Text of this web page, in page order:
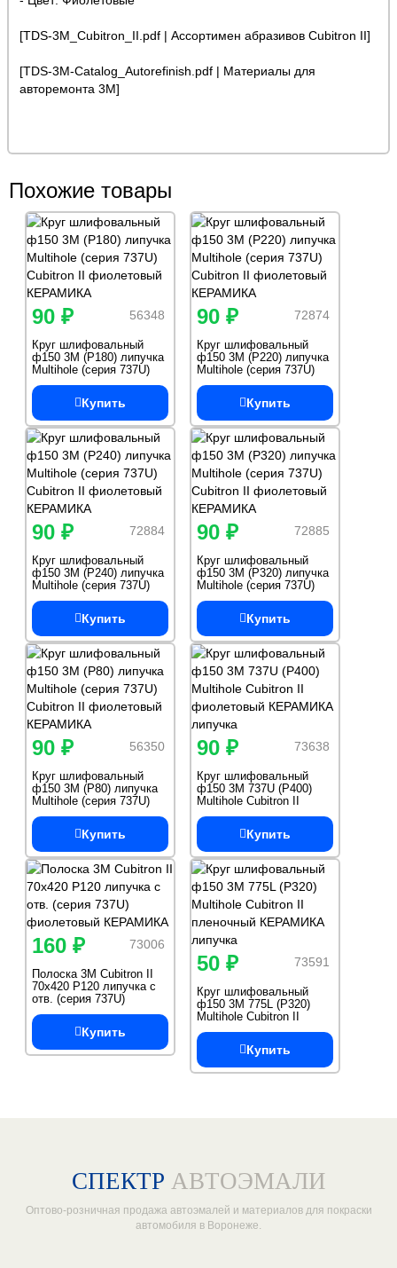
[TDS-3M_Cubitron_II.pdf | Ассортимен абразивов Cubitron II]
[TDS-3M-Catalog_Autorefinish.pdf | Материалы для
авторемонта 3M]
Похожие товары
56348
90 ₽
Круг шлифовальный
ф150 3M (Р180) липучка
Multihole (серия 737U)
Cubitron II фиолетовый
КЕРАМИКА
Купить
72874
90 ₽
Круг шлифовальный
ф150 3M (Р220) липучка
Multihole (серия 737U)
Cubitron II фиолетовый
КЕРАМИКА
Купить
72884
90 ₽
Круг шлифовальный
ф150 3M (Р240) липучка
Multihole (серия 737U)
Cubitron II фиолетовый
КЕРАМИКА
Купить
72885
90 ₽
Круг шлифовальный
ф150 3M (Р320) липучка
Multihole (серия 737U)
Cubitron II фиолетовый
КЕРАМИКА
Купить
56350
90 ₽
Круг шлифовальный
ф150 3M (Р80) липучка
Multihole (серия 737U)
Cubitron II фиолетовый
КЕРАМИКА
Купить
73638
90 ₽
Круг шлифовальный
ф150 3M 737U (Р400)
Multihole Cubitron II
фиолетовый КЕРАМИКА
липучка
Купить
73006
160 ₽
Полоска 3M Cubitron II
70x420 Р120 липучка с
отв. (серия 737U)
фиолетовый КЕРАМИКА
Купить
73591
50 ₽
Круг шлифовальный
ф150 3M 775L (Р320)
Multihole Cubitron II
пленочный КЕРАМИКА
липучка
Купить
СПЕКТР АВТОЭМАЛИ
Оптово-розничная продажа автоэмалей и материалов для покраски
автомобиля в Воронеже.